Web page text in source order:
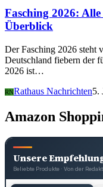
Fasching 2026:
Überblick
Der Fasching 2026 steht
Deutschland fiebern der
2026 ist…
RNRathaus Nachrichten5.
Amazon
Unsere
Beliebte Produkte · Von der